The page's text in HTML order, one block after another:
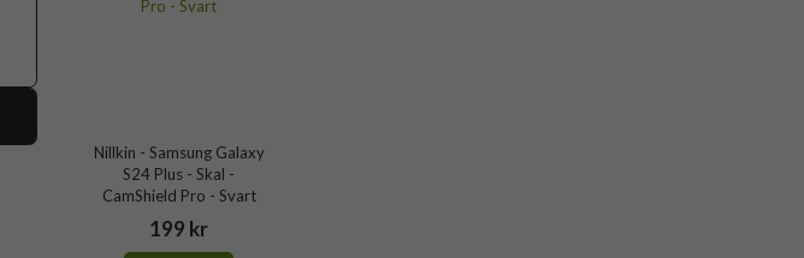
Nillkin - Samsung Galaxy
S24 Plus - Skal -
CamShield Pro - Svart
199 kr